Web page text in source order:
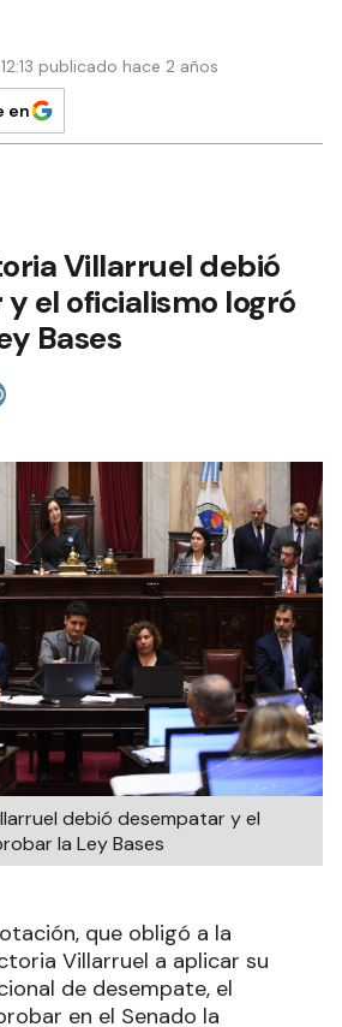
publicado hace 2 años
en
Villarruel debió
el oficialismo logró
Bases
debió desempatar y el
la Ley Bases
que obligó a la
Villarruel a aplicar su
de desempate, el
en el Senado la